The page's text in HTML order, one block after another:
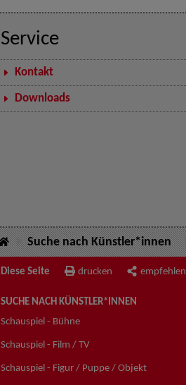
Service
Kontakt
Downloads
Suche nach Künstler*innen
Diese Seite drucken empfehlen
SUCHE NACH KÜNSTLER*INNEN
Schauspiel - Bühne
Schauspiel - Film / TV
Schauspiel - Figur / Puppe / Objekt